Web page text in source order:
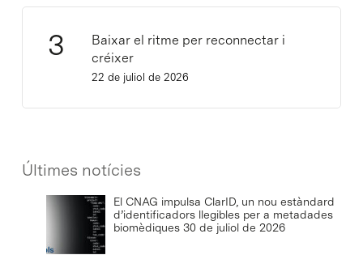
Baixar el ritme per reconnectar i
créixer
22 de juliol de 2026
Últimes notícies
El CNAG impulsa ClarID, un nou estàndard
d’identificadors llegibles per a metadades
biomèdiques 30 de juliol de 2026